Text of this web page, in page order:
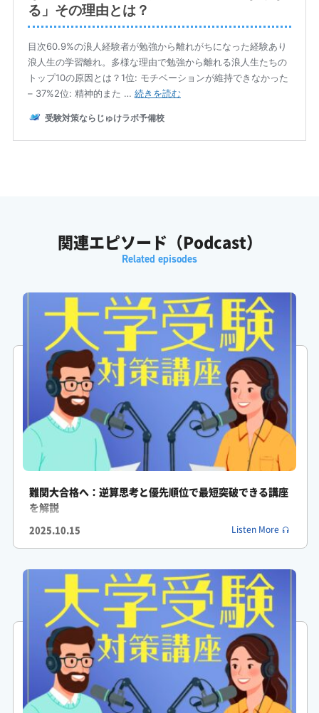
ふみか: で、まず離脱した理由として一番多かったのが、モチベ
がくしん: はい、全体の4割近くですね。
ふみか: これって一見すると、結局本人の意思が弱いだけでしょ
って思いがちじゃないですか。
がくしん: ああ、その指摘すごく鋭いです。
がくしん: 実はそこが最大の誤解なんですよ。
ふみか: 誤解ですか?
がくしん: ええ、データを深く見ていくと、モチベーションの低
下っていうのは原因ではなくて、むしろ結果であることがわかる
んですね。
ふみか: 結果、なるほど。
ているんです。
がくしん: それに孤独感とか家庭の事情といった環境要因を挙げ
ふみか: あ、そうなんですね。
ふみか: つまり見えない不安とかストレスがじわじわとモチベー
ションを削り取っているってことですか?
がくしん: その通りです。メカニズムとして先の見えない不安で
睡眠不足になれば、当然脳の認知機能は落ちますよね。
関連エピソード（Podcast）
難関大合格へ：逆算思考と優先順位で最短突破できる講座
を解説
2025.10.15 Listen More